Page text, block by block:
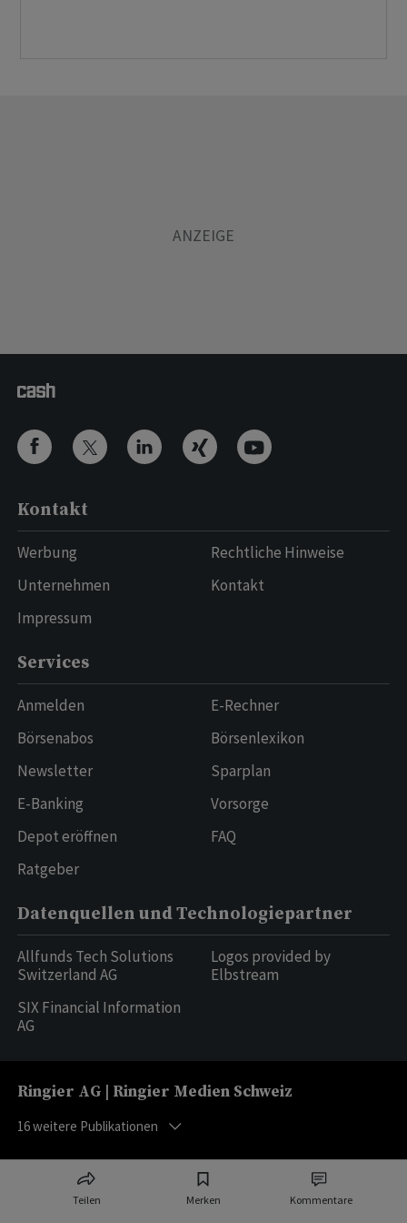
Teilen Merken Kommentare
Kontakt
Werbung
Unternehmen
Impressum
Rechtliche Hinweise
Kontakt
Services
Anmelden
Börsenabos
Newsletter
E-Banking
Depot eröffnen
Ratgeber
E-Rechner
Börsenlexikon
Sparplan
Vorsorge
FAQ
Datenquellen und Technologiepartner
Allfunds Tech Solutions
Switzerland AG
SIX Financial Information
AG
Logos provided by
Elbstream
Ringier AG | Ringier Medien Schweiz
16weitere Publikationen